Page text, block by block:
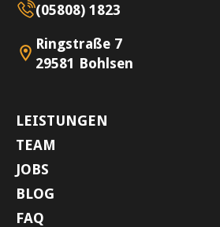
(05808) 1823
Ringstraße 7
29581 Bohlsen
LEISTUNGEN
TEAM
JOBS
BLOG
FAQ